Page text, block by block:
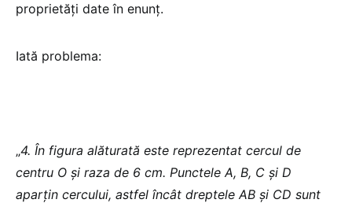
proprietăți date în enunț.
Iată problema:
„4. În figura alăturată este reprezentat cercul de
centru O și raza de 6 cm. Punctele A, B, C și D
aparțin cercului, astfel încât dreptele AB și CD sunt